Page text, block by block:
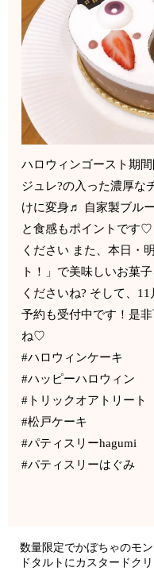
ハロウィンゴースト期
ジュレ?の入った濃厚な
けに変身♬ 自家製ブル
と食感もポイントです
ください また、本日・
ト！」で美味しいお菓
くださいね? そして、
予約も受付中です！是
ね♡
#ハロウィンケーキ
#ハッピーハロウィン
#トリックオアトリート
#松戸ケーキ
#パティスリーhagumi
#パティスリーはぐみ
数量限定でかぼちゃのモ
ドタルトにカスタードク